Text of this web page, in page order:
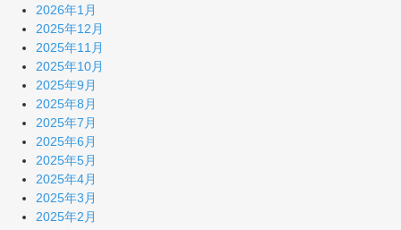
2026年1月
2025年12月
2025年11月
2025年10月
2025年9月
2025年8月
2025年7月
2025年6月
2025年5月
2025年4月
2025年3月
2025年2月